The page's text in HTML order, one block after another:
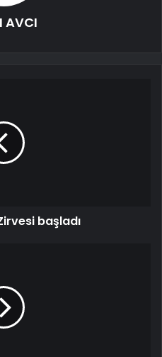
AVCI
başladı